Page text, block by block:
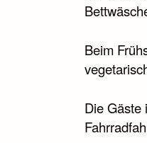
Beim
Die Gäste